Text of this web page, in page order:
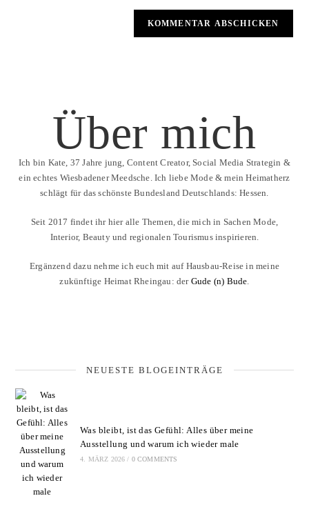
Über mich
Ich bin Kate, 37 Jahre jung, Content Creator, Social Media Strategin &
ein echtes Wiesbadener Meedsche. Ich liebe Mode & mein Heimatherz
schlägt für das schönste Bundesland Deutschlands: Hessen.
Seit 2017 findet ihr hier alle Themen, die mich in Sachen Mode,
Interior, Beauty und regionalen Tourismus inspirieren.
Ergänzend dazu nehme ich euch mit auf Hausbau-Reise in meine
zukünftige Heimat Rheingau: der Gude (n) Bude
NEUESTE BLOGEINTRÄGE
Was bleibt, ist das Gefühl: Alles über meine
Ausstellung und warum ich wieder male
4. MÄRZ 2026 / 0 COMMENTS